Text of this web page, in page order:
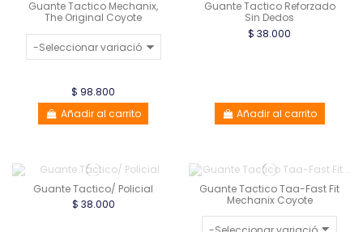
Guante Tactico Mechanix,
The Original Coyote
$ 98.800
Añadir al carrito
Guante Tactico Reforzado
Sin Dedos
$ 38.000
Añadir al carrito
Guante Tactico/ Policial
$ 38.000
Guante Tactico Taa-Fast Fit
Mechanix Coyote